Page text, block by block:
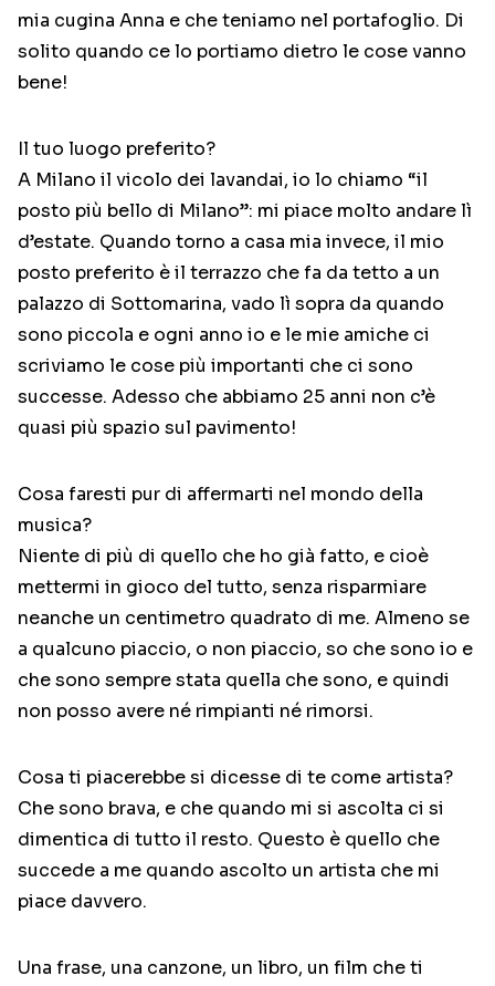
mia cugina Anna e che teniamo nel portafoglio. Di
solito quando ce lo portiamo dietro le cose vanno
bene!
Il tuo luogo preferito?
A Milano il vicolo dei lavandai, io lo chiamo “il
posto più bello di Milano”: mi piace molto andare lì
d’estate. Quando torno a casa mia invece, il mio
posto preferito è il terrazzo che fa da tetto a un
palazzo di Sottomarina, vado lì sopra da quando
sono piccola e ogni anno io e le mie amiche ci
scriviamo le cose più importanti che ci sono
successe. Adesso che abbiamo 25 anni non c’è
quasi più spazio sul pavimento!
Cosa faresti pur di affermarti nel mondo della
musica?
Niente di più di quello che ho già fatto, e cioè
mettermi in gioco del tutto, senza risparmiare
neanche un centimetro quadrato di me. Almeno se
a qualcuno piaccio, o non piaccio, so che sono io e
che sono sempre stata quella che sono, e quindi
non posso avere né rimpianti né rimorsi.
Cosa ti piacerebbe si dicesse di te come artista?
Che sono brava, e che quando mi si ascolta ci si
dimentica di tutto il resto. Questo è quello che
succede a me quando ascolto un artista che mi
piace davvero.
Una frase, una canzone, un libro, un film che ti